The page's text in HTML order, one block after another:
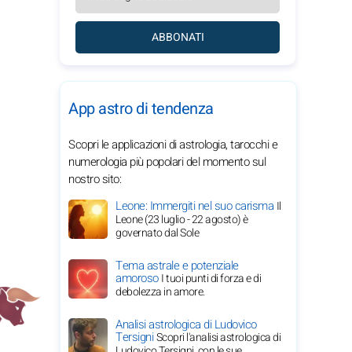
ABBONATI
App astro di tendenza
Scopri le applicazioni di astrologia, tarocchi e
numerologia più popolari del momento sul
nostro sito:
Leone: Immergiti nel suo carisma Il
Leone (23 luglio - 22 agosto) è
governato dal Sole
Tema astrale e potenziale
amorosoI tuoi punti di forza e di
debolezza in amore.
Analisi astrologica di Ludovico
TersigniScopri l'analisi astrologica di